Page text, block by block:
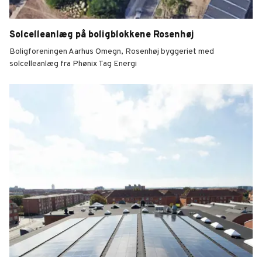
Solcelleanlæg på boligblokkene Rosenhøj
Boligforeningen Aarhus Omegn, Rosenhøj byggeriet med
solcelleanlæg fra Phønix Tag Energi
Rosenhøj boligblokke